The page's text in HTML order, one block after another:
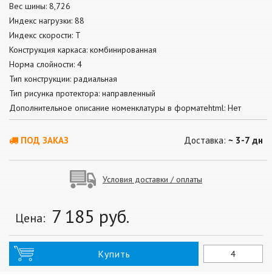
Вес шины: 8,726
Индекс нагрузки: 88
Индекс скорости: T
Конструкция каркаса: комбинированная
Норма слойности: 4
Тип конструкции: радиальная
Тип рисунка протектора: направленный
Дополнительное описание номенклатуры в форматеhtml: Нет
ПОД ЗАКАЗ Доставка: ~ 3-7 дн
Условия доставки / оплаты
Цена: 7 185 руб.
Купить